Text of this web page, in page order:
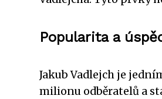
Popularita a
Jakub Vadlejch je
milionu odběratelů a